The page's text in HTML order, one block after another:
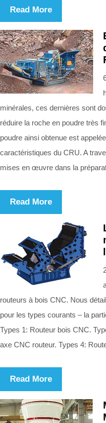
Read More
minérales, ces dernières sont
réduire la roche en poudre très
poudre ainsi obtenue est
caractéristiques du CRU. A
mises en œuvre dans la
Read More
routeurs à bois CNC. Nous
pour les types courants – la
Types 1: Routeur bois CNC.
axe CNC routeur. Types 4:
Read More